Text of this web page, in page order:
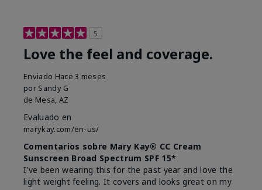
5
Love the feel and coverage.
Enviado Hace 3 meses
por Sandy G
de Mesa, AZ
Evaluado en
marykay.com/en-us/
Comentarios sobre Mary Kay® CC Cream
Sunscreen Broad Spectrum SPF 15*
I've been wearing this for the past year and love the
light weight feeling. It covers and looks great on my